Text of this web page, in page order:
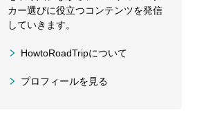
カー選びに役立つコンテンツを発信
していきます。
HowtoRoadTripについて
プロフィールを見る